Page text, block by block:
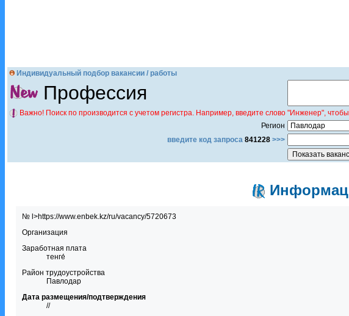
Индивидуальный подбор вакансии / работы
Профессия
Важно! Поиск по производится с учетом регистра. Например, введите слово "Инженер",
Регион
введите код запроса 841228 >>>
№ l>https://www.enbek.kz/ru/vacancy/5720673
Организация
Заработная плата
тенге́
Район трудоустройства
Павлодар
Дата размещения/подтверждения
//